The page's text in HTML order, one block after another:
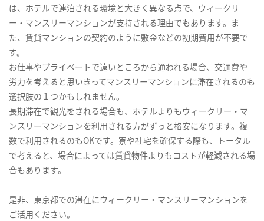
は、ホテルで連泊される環境と大きく異なる点で、ウィークリ
ー・マンスリーマンションが支持される理由でもあります。ま
た、賃貸マンションの契約のように敷金などの初期費用が不要で
す。
お仕事やプライベートで遠いところから通われる場合、交通費や
労力を考えると思いきってマンスリーマンションに滞在されるのも
選択肢の１つかもしれません。
長期滞在で観光をされる場合も、ホテルよりもウィークリー・マ
ンスリーマンションを利用される方がずっと格安になります。複
数で利用されるのもOKです。寮や社宅を確保する際も、トータル
で考えると、場合によっては賃貸物件よりもコストが軽減される場
合もあります。
是非、東京都での滞在にウィークリー・マンスリーマンションを
ご活用ください。